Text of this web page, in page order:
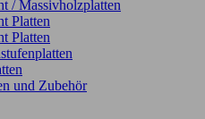
/ Massivholzplatten
Platten
Platten
und Zubehör